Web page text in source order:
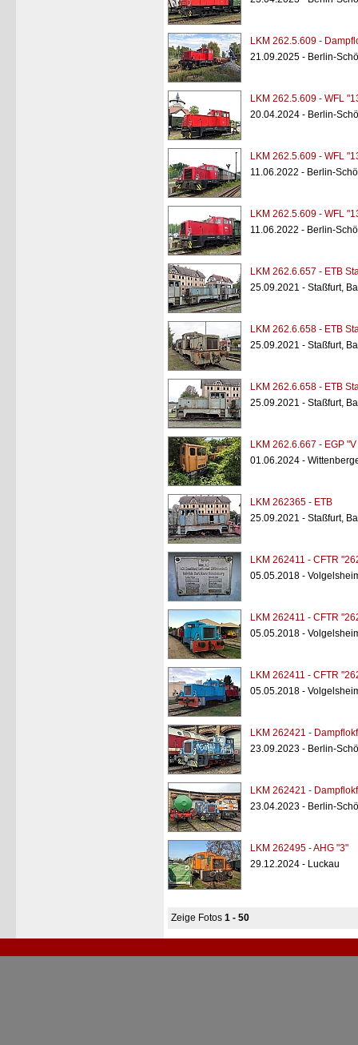
LKM 262.5.609 -
21.09.2025 - Berlin-
LKM 262.5.609 - WFL
20.04.2024 - Berlin-
LKM 262.5.609 - WFL
11.06.2022 - Berlin-
LKM 262.5.609 - WFL
11.06.2022 - Berlin-
LKM 262.6.657 - ETB
25.09.2021 - Staßfurt,
LKM 262.6.658 - ETB
25.09.2021 - Staßfurt,
LKM 262.6.658 - ETB
25.09.2021 - Staßfurt,
LKM 262.6.667 - EGP
01.06.2024 -
LKM 262365 - ETB
25.09.2021 - Staßfurt,
LKM 262411 - CFTR
05.05.2018 -
LKM 262411 - CFTR
05.05.2018 -
LKM 262411 - CFTR
05.05.2018 -
LKM 262421 -
23.09.2023 - Berlin-
LKM 262421 -
23.04.2023 - Berlin-
LKM 262495 - AHG "3"
29.12.2024 - Luckau
Zeige Fotos 1 - 50